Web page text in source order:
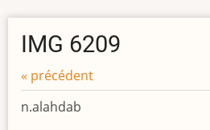
IMG 6209
« précédent
n.alahdab